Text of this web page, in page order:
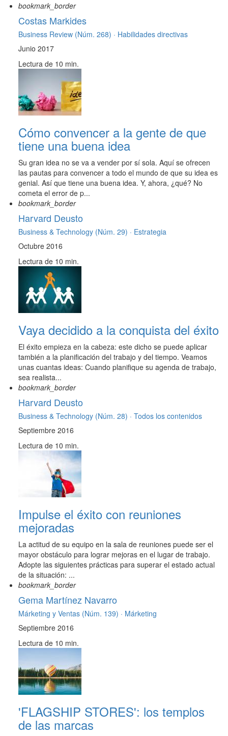
bookmark_border
Costas Markides
Business Review (Núm. 268) · Habilidades directivas
Junio 2017
Lectura de 10 min.
Cómo convencer a la gente de que
tiene una buena idea
Su gran idea no se va a vender por sí sola. Aquí se ofrecen
las pautas para convencer a todo el mundo de que su idea es
genial. Así que tiene una buena idea. Y, ahora, ¿qué? No
cometa el error de p...
bookmark_border
Harvard Deusto
Business & Technology (Núm. 29) · Estrategia
Octubre 2016
Lectura de 10 min.
Vaya decidido a la conquista del éxito
El éxito empieza en la cabeza: este dicho se puede aplicar
también a la planificación del trabajo y del tiempo. Veamos
unas cuantas ideas: Cuando planifique su agenda de trabajo,
sea realista...
bookmark_border
Harvard Deusto
Business & Technology (Núm. 28) · Todos los contenidos
Septiembre 2016
Lectura de 10 min.
Impulse el éxito con reuniones
mejoradas
La actitud de su equipo en la sala de reuniones puede ser el
mayor obstáculo para lograr mejoras en el lugar de trabajo.
Adopte las siguientes prácticas para superar el estado actual
de la situación: ...
bookmark_border
Gema Martínez Navarro
Márketing y Ventas (Núm. 139) · Márketing
Septiembre 2016
Lectura de 10 min.
'FLAGSHIP STORES': los templos
de las marcas